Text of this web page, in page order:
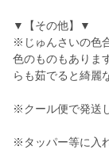
▼【その他】▼
※じゅんさいの色
色のものもありま
らも茹でると綺麗
※クール便で発送
※タッパー等に入